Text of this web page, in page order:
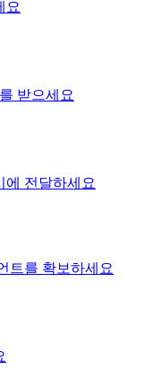
요
받으세요
에 전달하세요
트를 확보하세요